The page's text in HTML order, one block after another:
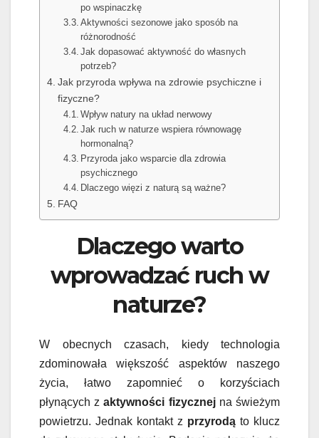
po wspinaczkę
Aktywności sezonowe jako sposób na
różnorodność
Jak dopasować aktywność do własnych
potrzeb?
Jak przyroda wpływa na zdrowie psychiczne i
fizyczne?
Wpływ natury na układ nerwowy
Jak ruch w naturze wspiera równowagę
hormonalną?
Przyroda jako wsparcie dla zdrowia
psychicznego
Dlaczego więzi z naturą są ważne?
FAQ
Dlaczego warto
wprowadzać ruch w
naturze?
W obecnych czasach, kiedy technologia
zdominowała większość aspektów naszego
życia, łatwo zapomnieć o korzyściach
płynących zaktywności fizycznejna świeżym
powietrzu. Jednak kontakt z przyrodą to klucz